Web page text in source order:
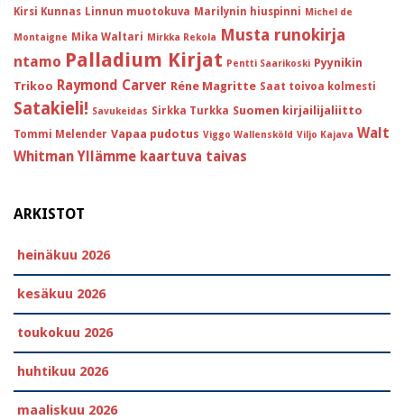
Kirsi Kunnas Linnun muotokuva Marilynin hiuspinni Michel de
Montaigne Mika Waltari Mirkka Rekola Musta runokirja
ntamo Palladium Kirjat Pentti Saarikoski Pyynikin
Trikoo Raymond Carver Réne Magritte Saat toivoa kolmesti
Satakieli! Savukeidas Sirkka Turkka Suomen kirjailijaliitto
Tommi Melender Vapaa pudotus Viggo Wallensköld Viljo Kajava Walt
Whitman Yllämme kaartuva taivas
ARKISTOT
heinäkuu 2026
kesäkuu 2026
toukokuu 2026
huhtikuu 2026
maaliskuu 2026